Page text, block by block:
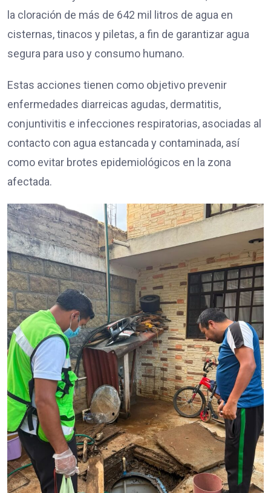
la cloración de más de 642 mil litros de agua en
cisternas, tinacos y piletas, a fin de garantizar agua
segura para uso y consumo humano.
Estas acciones tienen como objetivo prevenir
enfermedades diarreicas agudas, dermatitis,
conjuntivitis e infecciones respiratorias, asociadas al
contacto con agua estancada y contaminada, así
como evitar brotes epidemiológicos en la zona
afectada.